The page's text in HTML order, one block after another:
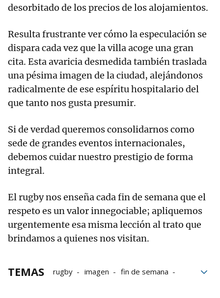
desorbitado de los precios de los alojamientos.
Resulta frustrante ver cómo la especulación se
dispara cada vez que la villa acoge una gran
cita. Esta avaricia desmedida también traslada
una pésima imagen de la ciudad, alejándonos
radicalmente de ese espíritu hospitalario del
que tanto nos gusta presumir.
Si de verdad queremos consolidarnos como
sede de grandes eventos internacionales,
debemos cuidar nuestro prestigio de forma
integral.
El rugby nos enseña cada fin de semana que el
respeto es un valor innegociable; apliquemos
urgentemente esa misma lección al trato que
brindamos a quienes nos visitan.
TEMAS rugby imagen
fin de semana